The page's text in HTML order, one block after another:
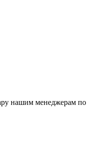
нашим менеджерам по